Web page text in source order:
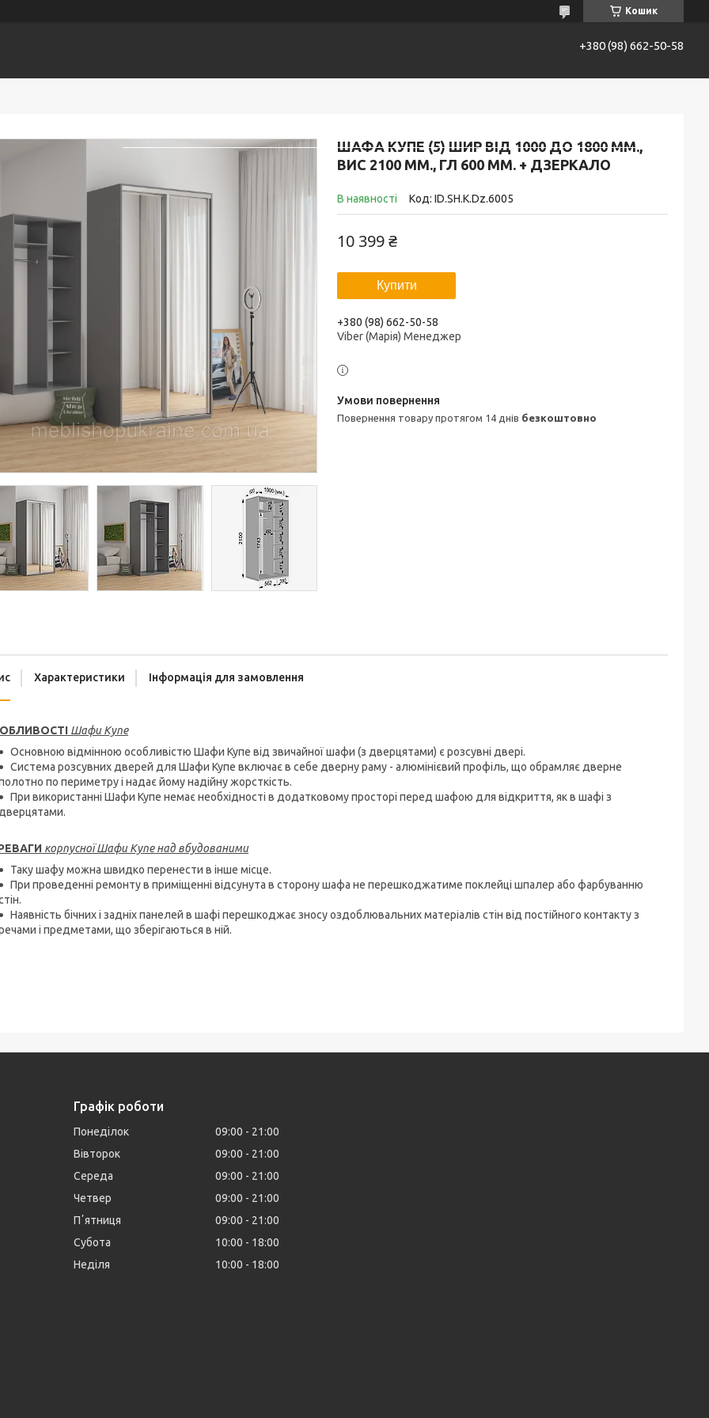
Кошик
+380 (98) 662-50-58
ШАФА КУПЕ (5) ШИР ВІД 1000 ДО 1800 ММ.,
ВИС 2100 ММ., ГЛ 600 ММ. + ДЗЕРКАЛО
В наявності Код: ID.SH.K.Dz.6005
10 399 ₴
Купити
+380 (98) 662-50-58
Viber (Марія) Менеджер
повернення товару протягом 14 днів безкоштовно
Характеристики Інформація для замовлення
Шафи Купе
Основною відмінною особливістю Шафи Купе від звичайної шафи (з дверцятами) є розсувні двері.
Система розсувних дверей для Шафи Купе включає в себе дверну раму - алюмінієвий профіль, що обрамляє дверне
по периметру і надає йому надійну жорсткість.
При використанні Шафи Купе немає необхідності в додатковому просторі перед шафою для відкриття, як в шафі з
корпусної Шафи Купе над вбудованими
Таку шафу можна швидко перенести в інше місце.
При проведенні ремонту в приміщенні відсунута в сторону шафа не перешкоджатиме поклейці шпалер або фарбуванню
Наявність бічних і задніх панелей в шафі перешкоджає зносу оздоблювальних матеріалів стін від постійного контакту з
і предметами, що зберігаються в ній.
Графік роботи
Понеділок 09:00
21:00
Вівторок
09:00
21:00
Середа
09:00
21:00
Четвер
09:00
21:00
Пʼятниця
09:00
21:00
Субота
10:00
18:00
Неділя
10:00 18:00